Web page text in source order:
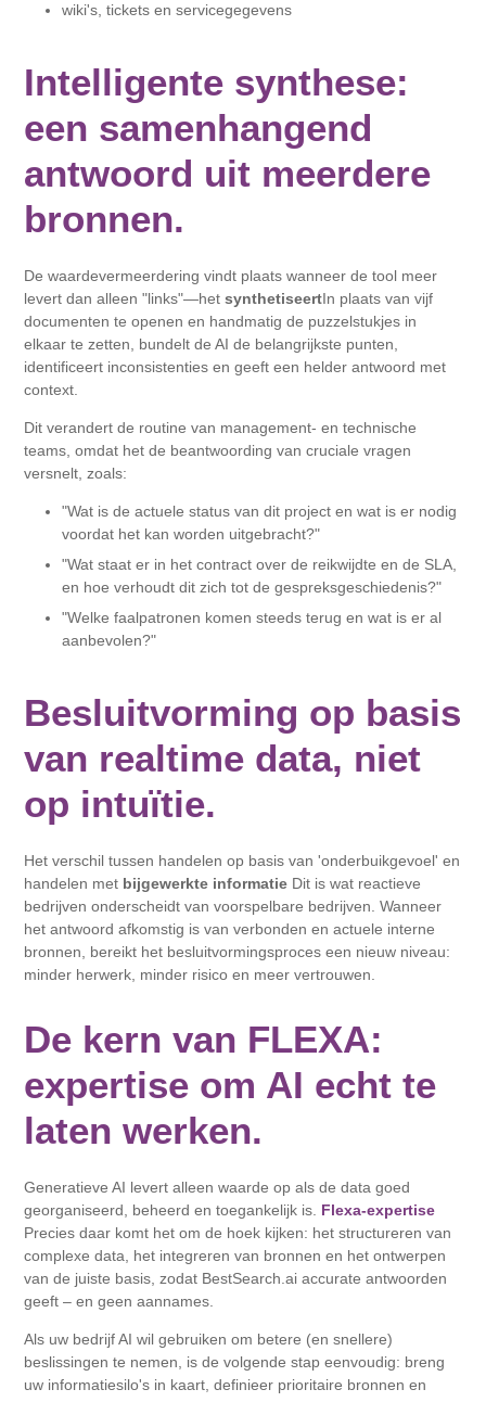
wiki's, tickets en servicegegevens
Intelligente synthese:
een samenhangend
antwoord uit meerdere
bronnen.
De waardevermeerdering vindt plaats wanneer de tool meer
levert dan alleen "links"—hetsynthetiseertIn plaats van vijf
documenten te openen en handmatig de puzzelstukjes in
elkaar te zetten, bundelt de AI de belangrijkste punten,
identificeert inconsistenties en geeft een helder antwoord met
context.
Dit verandert de routine van management- en technische
teams, omdat het de beantwoording van cruciale vragen
versnelt, zoals:
"Wat is de actuele status van dit project en wat is er nodig
voordat het kan worden uitgebracht?"
"Wat staat er in het contract over de reikwijdte en de SLA,
en hoe verhoudt dit zich tot de gespreksgeschiedenis?"
"Welke faalpatronen komen steeds terug en wat is er al
aanbevolen?"
Besluitvorming op basis
van realtime data, niet
op intuïtie.
Het verschil tussen handelen op basis van 'onderbuikgevoel' en
handelen met bijgewerkte informatie Dit is wat reactieve
bedrijven onderscheidt van voorspelbare bedrijven. Wanneer
het antwoord afkomstig is van verbonden en actuele interne
bronnen, bereikt het besluitvormingsproces een nieuw niveau:
minder herwerk, minder risico en meer vertrouwen.
De kern van FLEXA:
expertise om AI echt te
laten werken.
Generatieve AI levert alleen waarde op als de data goed
georganiseerd, beheerd en toegankelijk is. Flexa-expertise
Precies daar komt het om de hoek kijken: het structureren van
complexe data, het integreren van bronnen en het ontwerpen
van de juiste basis, zodat BestSearch.ai accurate antwoorden
geeft – en geen aannames.
Als uw bedrijf AI wil gebruiken om betere (en snellere)
beslissingen te nemen, is de volgende stap eenvoudig: breng
uw informatiesilo's in kaart, definieer prioritaire bronnen en